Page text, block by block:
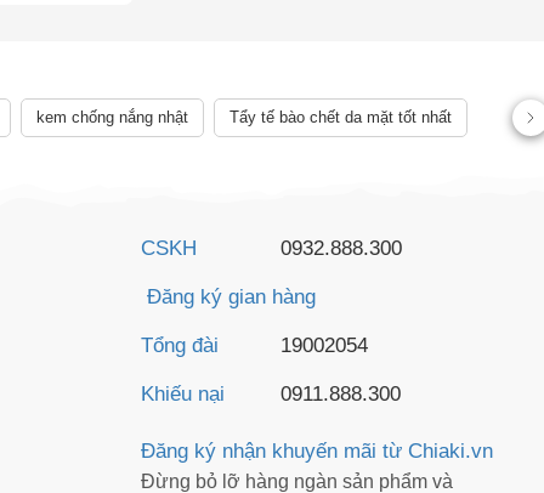
về sản
kem chống nắng nhật Tẩy tế bào chết da mặt tốt nhất
CSKH 0932.888.300
Đăng ký gian hàng
Tổng đài 19002054
Khiếu nại 0911.888.300
Đăng ký nhận khuyến mãi từ Chiaki.vn
Đừng bỏ lỡ hàng ngàn sản phẩm và